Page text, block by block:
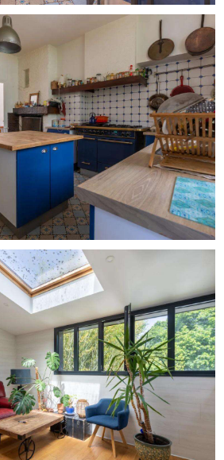
chauffée, la terrasse et les
jardin composent un ensemble
à vivre. Un garage indépendant
de stationnement sont
la propriété.
par ailleurs d'équipements récents
quotidien : pompe à chaleur
thermodynamique et menuiseries
énergétique en catégorie
atout pour une bâtisse de
offrant volumes, cachet et qualité
recherché à seulement
€